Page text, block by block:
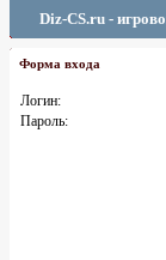
Diz-CS.ru -
Форма входа
Логин:
Пароль: